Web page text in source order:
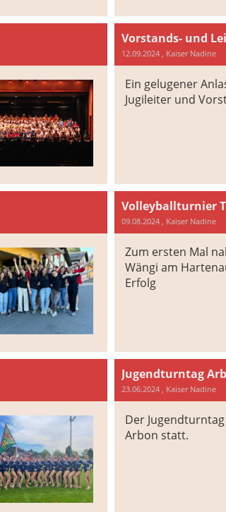
Vorstands- und
12.09.2024, Kaiser Nadine
Ein gelugener
Jugileiter und
Volleyballturnier
09.08.2024, Kaiser Nadine
Zum ersten Mal
Wängi am
Erfolg
Jugendturntag
23.06.2024, Kaiser Nadine
Der
Arbon statt.